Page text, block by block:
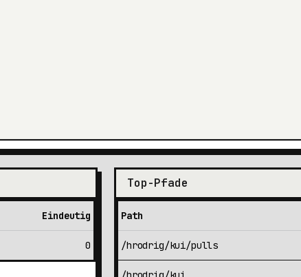
Eindeutig
0
Top-Pfade
Path
/hrodrig/kui/pulls